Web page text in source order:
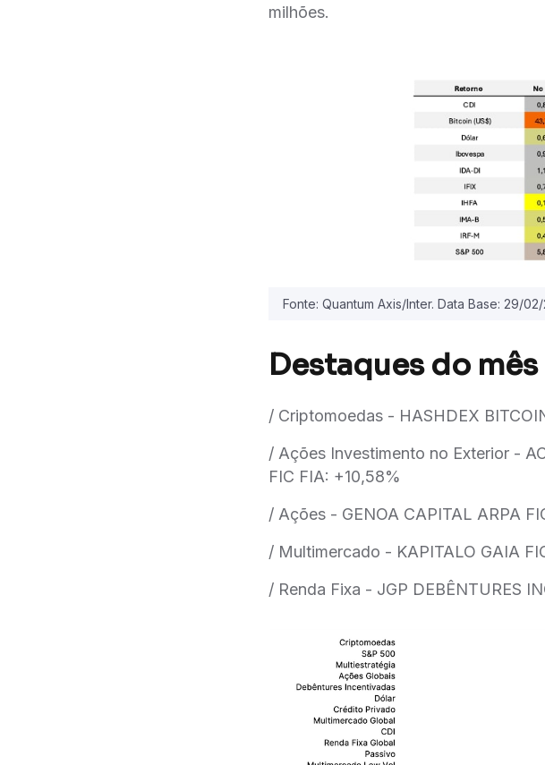
milhões.
Fonte: Quantum Axis/Inter. Data Base: 29/
Destaques do
/ Criptomoedas - HASHDEX
/ Ações Investimento no Exterior -
FIC FIA: +10,58%
/ Ações - GENOA CAPITAL ARPA
/ Multimercado - KAPITALO GAIA
/ Renda Fixa - JGP DEBÊNTURES